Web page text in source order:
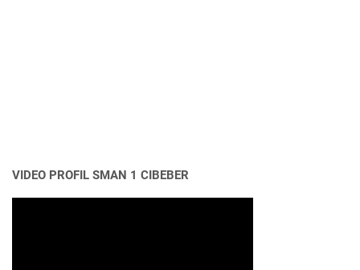
VIDEO PROFIL SMAN 1 CIBEBER